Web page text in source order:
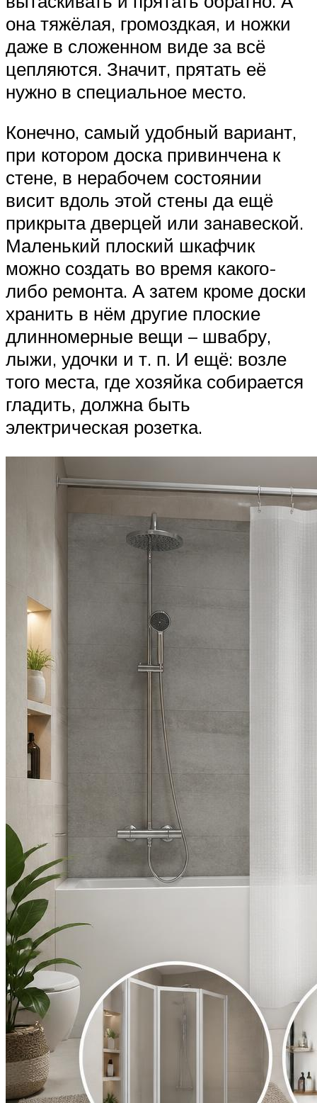
она тяжёлая, громоздкая, и ножки
даже в сложенном виде за всё
цепляются. Значит, прятать её
нужно в специальное место.
Конечно, самый удобный вариант,
при котором доска привинчена к
стене, в нерабочем состоянии
висит вдоль этой стены да ещё
прикрыта дверцей или занавеской.
Маленький плоский шкафчик
можно создать во время какого-
либо ремонта. А затем кроме доски
хранить в нём другие плоские
длинномерные вещи – швабру,
лыжи, удочки и т. п. И ещё: возле
того места, где хозяйка собирается
гладить, должна быть
электрическая розетка.